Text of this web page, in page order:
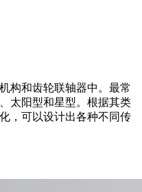
构和齿轮联轴器中。最常
太阳型和星型。根据其类
，可以设计出各种不同传